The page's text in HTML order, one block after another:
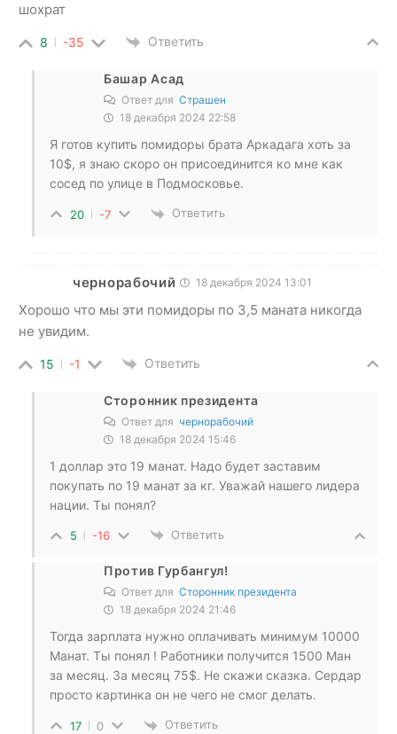
шохрат
8 -35 Ответить
Башар Асад
Ответ для Страшен
18 декабря 2024 22:58
Я готов купить помидоры брата Аркадага хоть за
10$, я знаю скоро он присоединится ко мне как
сосед по улице в Подмосковье.
20 -7 Ответить
чернорабочий 18 декабря 2024 13:01
Хорошо что мы эти помидоры по 3,5 маната никогда
не увидим.
15 -1 Ответить
Сторонник президента
Ответ для чернорабочий
18 декабря 2024 15:46
1 доллар это 19 манат. Надо будет заставим
покупать по 19 манат за кг. Уважай нашего лидера
нации. Ты понял?
5 -16 Ответить
Против Гурбангул!
Ответ для Сторонник президента
18 декабря 2024 21:46
Тогда зарплата нужно оплачивать минимум 10000
Манат. Ты понял ! Работники получится 1500 Ман
за месяц. За месяц 75$. Не скажи сказка. Сердар
просто картинка он не чего не смог делать.
17 0 Ответить